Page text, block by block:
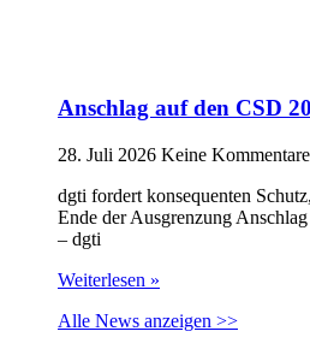
Anschlag auf den CSD
28. Juli 2026 Keine Kommentare
dgti fordert konsequenten
Ende der Ausgrenzung
– dgti
Weiterlesen »
Alle News anzeigen >>